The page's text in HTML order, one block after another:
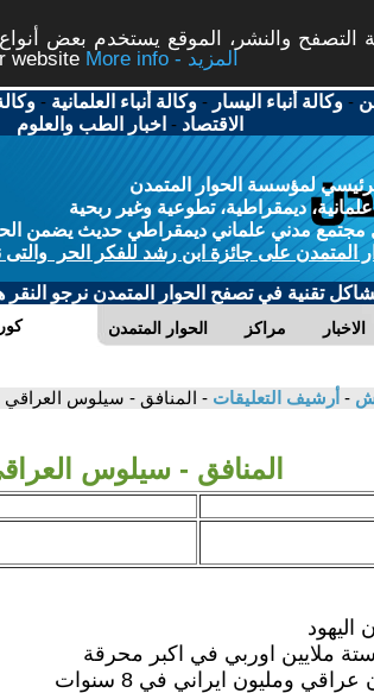
والنشر، الموقع يستخدم بعض
website
More info - المزيد
-وكالة أنباء اليسار -وكالة أنباء العلمانية -
الاقتصاد - اخبار الطب والعلوم
لمؤسسة الحوار المتمدن
ديمقراطية، تطوعية وغير ربحية
مدني علماني ديمقراطي حديث يضمن
المتمدن على جائزة ابن رشد للفكر الحر والتى
تقنية في تصفح الحوار المتمدن نرجو النقر
الحوار المتمدن مراكز الاخبار
- أرشيف التعليقات - المنافق - سيلوس العراقي
المنافق - سيلوس
ستة ملايين اوربي في اكبر محرقة
ومليون ايراني في 8 سنوات